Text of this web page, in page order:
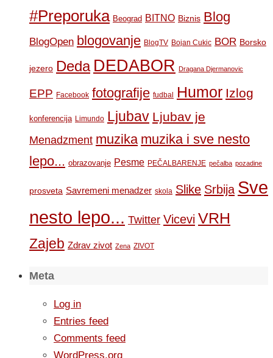
#Preporuka Beograd BITNO Biznis Blog
BlogOpen blogovanje BlogTV Bojan Cukic BOR Borsko
jezero Deda DEDABOR Dragana Djermanovic
EPP Facebook fotografije fudbal Humor Izlog
konferencija Limundo Ljubav Ljubav je
Menadzment muzika muzika i sve nesto
lepo... obrazovanje Pesme PEČALBARENJE pečalba pozadine
prosveta Savremeni menadzer skola Slike Srbija Sve
nesto lepo... Twitter Vicevi VRH
Zajeb Zdrav zivot Zena ZIVOT
Meta
Log in
Entries feed
Comments feed
WordPress.org